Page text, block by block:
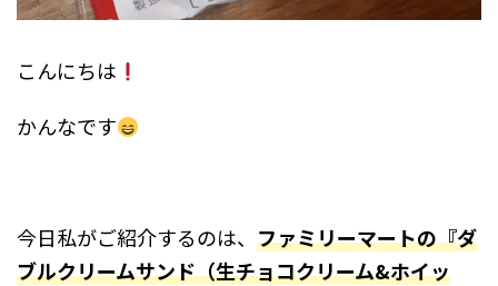
こんにちは
かんなです
今日私がご紹介するのは、 ファミリーマートの『ダ
ブルクリームサンド（生チョコクリーム&ホイッ